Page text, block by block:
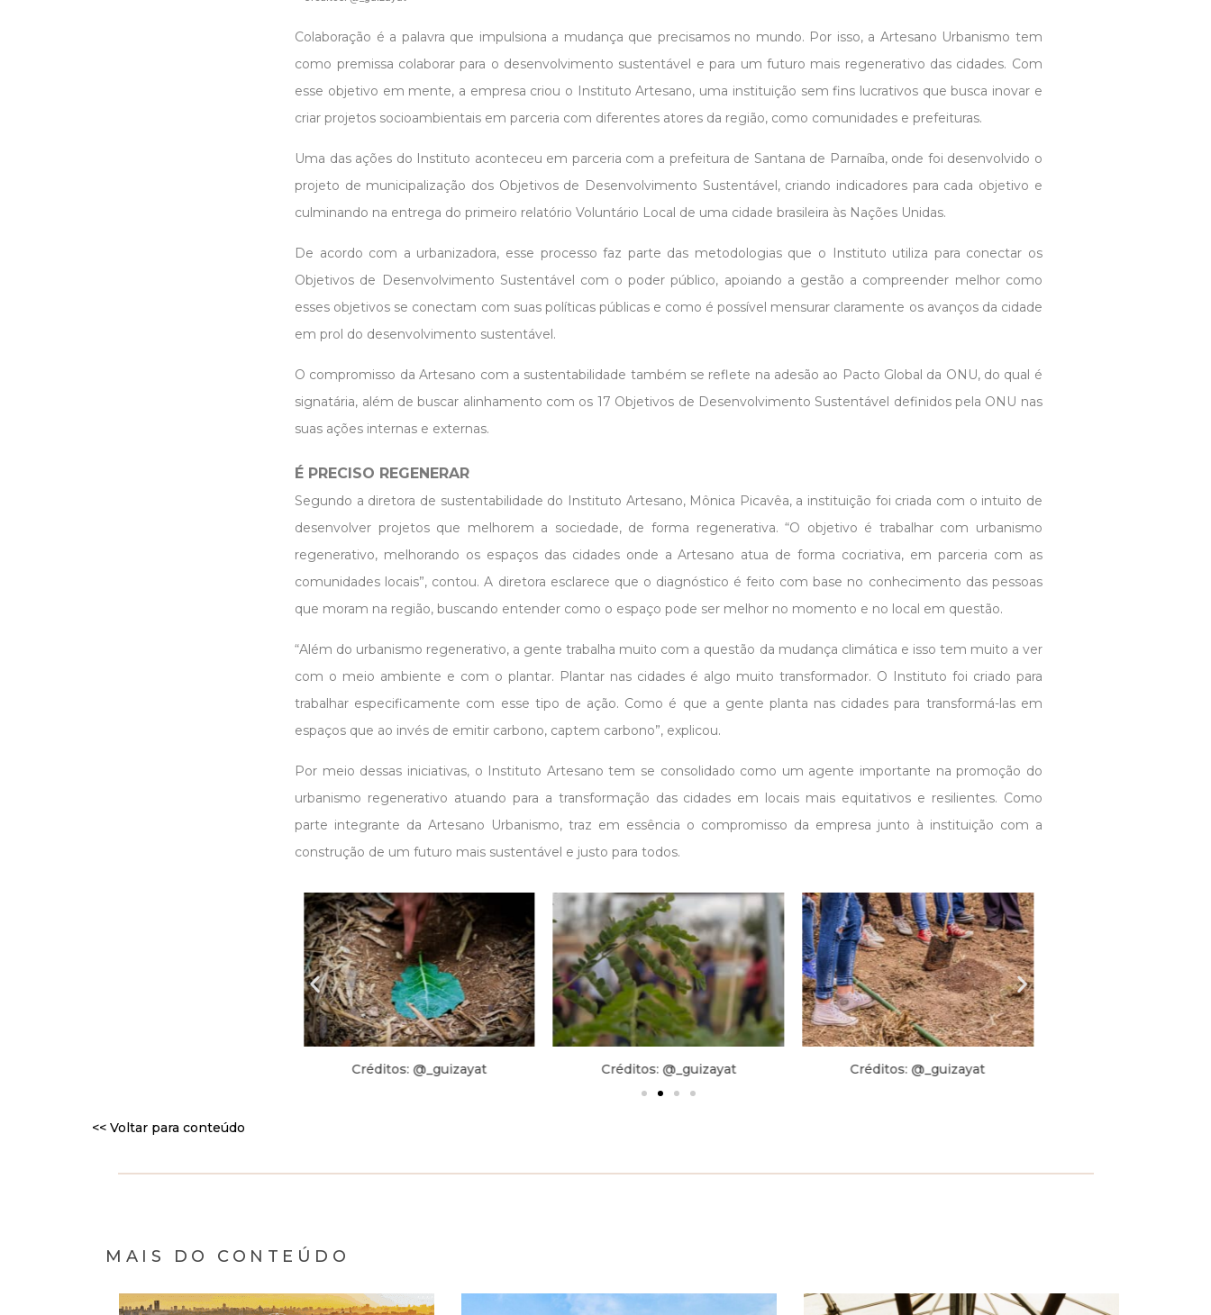
Colaboração é a palavra que impulsiona a mudança que precisamos no mundo. Por isso, a Artesano Urbanismo tem
como premissa colaborar para o desenvolvimento sustentável e para um futuro mais regenerativo das cidades. Com
esse objetivo em mente, a empresa criou o Instituto Artesano, uma instituição sem fins lucrativos que busca inovar e
criar projetos socioambientais em parceria com diferentes atores da região, como comunidades e prefeituras.
Uma das ações do Instituto aconteceu em parceria com a prefeitura de Santana de Parnaíba, onde foi desenvolvido o
projeto de municipalização dos Objetivos de Desenvolvimento Sustentável, criando indicadores para cada objetivo e
culminando na entrega do primeiro relatório Voluntário Local de uma cidade brasileira às Nações Unidas.
De acordo com a urbanizadora, esse processo faz parte das metodologias que o Instituto utiliza para conectar os
Objetivos de Desenvolvimento Sustentável com o poder público, apoiando a gestão a compreender melhor como
esses objetivos se conectam com suas políticas públicas e como é possível mensurar claramente os avanços da cidade
em prol do desenvolvimento sustentável.
O compromisso da Artesano com a sustentabilidade também se reflete na adesão ao Pacto Global da ONU, do qual é
signatária, além de buscar alinhamento com os 17 Objetivos de Desenvolvimento Sustentável definidos pela ONU nas
suas ações internas e externas.
É PRECISO REGENERAR
Segundo a diretora de sustentabilidade do Instituto Artesano, Mônica Picavêa, a instituição foi criada com o intuito de
desenvolver projetos que melhorem a sociedade, de forma regenerativa. “O objetivo é trabalhar com urbanismo
regenerativo, melhorando os espaços das cidades onde a Artesano atua de forma cocriativa, em parceria com as
comunidades locais”, contou. A diretora esclarece que o diagnóstico é feito com base no conhecimento das pessoas
que moram na região, buscando entender como o espaço pode ser melhor no momento e no local em questão.
“Além do urbanismo regenerativo, a gente trabalha muito com a questão da mudança climática e isso tem muito a ver
com o meio ambiente e com o plantar. Plantar nas cidades é algo muito transformador. O Instituto foi criado para
trabalhar especificamente com esse tipo de ação. Como é que a gente planta nas cidades para transformá-las em
espaços que ao invés de emitir carbono, captem carbono”, explicou.
Por meio dessas iniciativas, o Instituto Artesano tem se consolidado como um agente importante na promoção do
urbanismo regenerativo atuando para a transformação das cidades em locais mais equitativos e resilientes. Como
parte integrante da Artesano Urbanismo, traz em essência o compromisso da empresa junto à instituição com a
construção de um futuro mais sustentável e justo para todos.
Créditos: @_guizayat Créditos: @_guizayat Créditos: @_guizayat
<< Voltar para conteúdo
MAIS DO CONTEÚDO